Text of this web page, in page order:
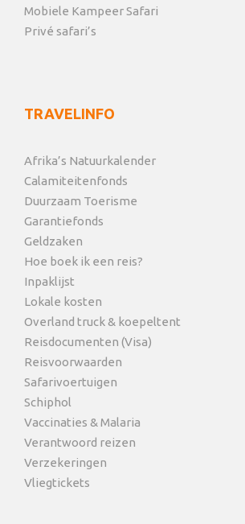
Mobiele Kampeer Safari
Privé safari’s
TRAVELINFO
Afrika’s Natuurkalender
Calamiteitenfonds
Duurzaam Toerisme
Garantiefonds
Geldzaken
Hoe boek ik een reis?
Inpaklijst
Lokale kosten
Overland truck & koepeltent
Reisdocumenten (Visa)
Reisvoorwaarden
Safarivoertuigen
Schiphol
Vaccinaties & Malaria
Verantwoord reizen
Verzekeringen
Vliegtickets